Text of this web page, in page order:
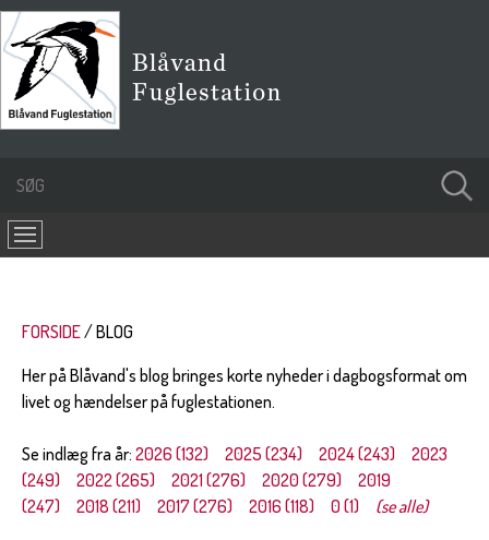
FORSIDE
BLOG
Her på Blåvand's blog bringes korte nyheder i dagbogsformat om
livet og hændelser på fuglestationen.
Se indlæg fra år: 2026 (132) 2025 (234) 2024 (243)
2023
(249)
2022 (265) 2021 (276) 2020 (279)
2019
(247)
2018 (211) 2017 (276) 2016 (118) 0 (1) (se alle)